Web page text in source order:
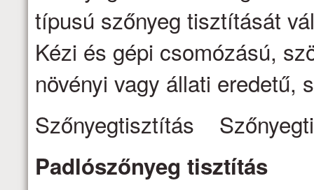
típusú szőnyeg tisztítását
Kézi és gépi csomózású,
növényi vagy állati eredetű,
Szőnyegtisztítás
Padlószőnyeg tisztítás